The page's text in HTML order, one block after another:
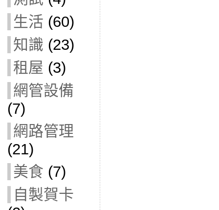
生活 (60)
知識 (23)
租屋 (3)
網管設備
(7)
網路管理
(21)
美食 (7)
自製賀卡